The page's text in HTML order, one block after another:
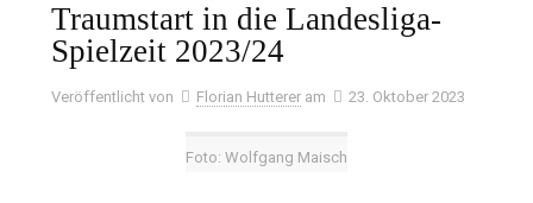
Traumstart in die Landesliga-
Spielzeit 2023/24
Veröffentlicht von Florian Hutterer am 23. Oktober 2023
Foto: Wolfgang Maisch